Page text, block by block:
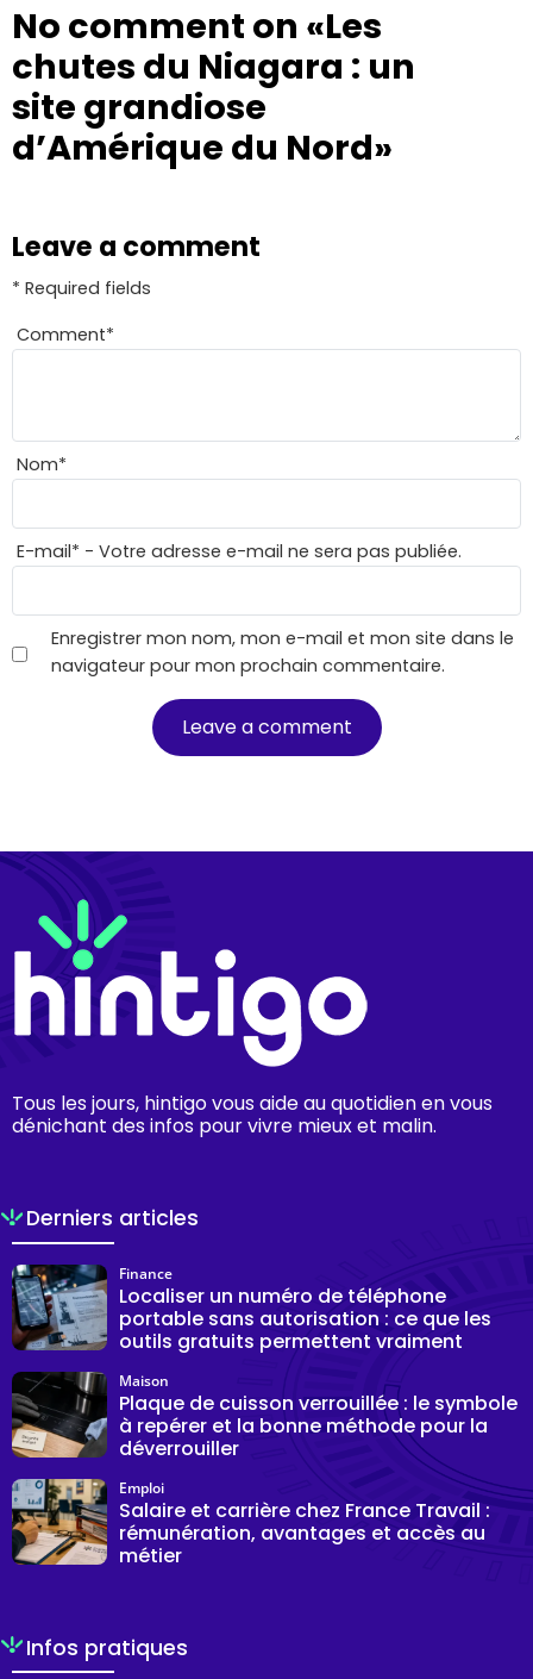
No comment on «Les
chutes du Niagara : un
site grandiose
d’Amérique du Nord»
Leave a comment
* Required fields
Comment*
Nom*
E-mail* - Votre adresse e-mail ne sera pas publiée.
Enregistrer mon nom, mon e-mail et mon site dans le
navigateur pour mon prochain commentaire.
Tous les jours, hintigo vous aide au quotidien en vous
dénichant des infos pour vivre mieux et malin.
Derniers articles
Localiser un numéro de téléphone
portable sans autorisation : ce que les
outils gratuits permettent vraiment
Finance
Plaque de cuisson verrouillée : le symbole
à repérer et la bonne méthode pour la
déverrouiller
Maison
Salaire et carrière chez France Travail :
rémunération, avantages et accès au
métier
Emploi
Infos pratiques